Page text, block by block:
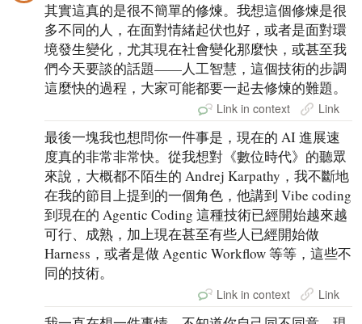
其實這真的是很不簡單的修煉。我想這個修煉是很
多不同的人，在面對情緒起伏也好，或者是面對環
境發生變化，尤其現在社會變化那麼快，或甚至我
們今天要談的話題——人工智慧，這個技術的步調
這麼快的過程，大家可能都要一起去修煉的難題。
Link in context Link
最後一塊我也想問你一件事是，現在的 AI 進展速
度真的非常非常快。從我想對《數位時代》的聽眾
來說，大概都不陌生的 Andrej Karpathy，我不斷地
在我的節目上提到的一個角色，他講到 Vibe coding
到現在的 Agentic Coding 這種技術已經開始越來越
可行、成熟，加上現在甚至有些人已經開始做
Harness，或者是做 Agentic Workflow 等等，這些不
同的技術。
Link in context Link